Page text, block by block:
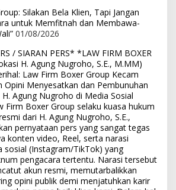
Silakan Bela Klien, Tapi Jangan
untuk Memfitnah dan Membawa-
01/08/2026
/ SIARAN PERS* *LAW FIRM BOXER
H. Agung Nugroho, S.E., M.MM)
Law Firm Boxer Group Kecam
Opini Menyesatkan dan Pembunuhan
Agung Nugroho di Media Sosial
Firm Boxer Group selaku kuasa hukum
dari H. Agung Nugroho, S.E.,
pernyataan pers yang sangat tegas
konten video, Reel, serta narasi
sosial (Instagram/TikTok) yang
pengacara tertentu. Narasi tersebut
akun resmi, memutarbalikkan
opini publik demi menjatuhkan karir